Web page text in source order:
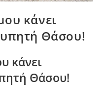
κάνει
Θάσου!
κάνει
Θάσου!